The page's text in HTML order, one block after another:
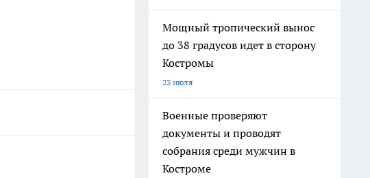
Мощный тропический вынос
до 38 градусов идет в сторону
Костромы
23 июля
Военные проверяют
документы и проводят
собрания среди мужчин в
Костроме